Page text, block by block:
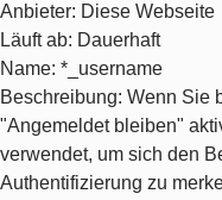
Anbieter: Diese Webseite
Läuft ab: Dauerhaft
Name: *_username
Beschreibung: Wenn Sie
"Angemeldet bleiben"
verwendet, um sich den
Authentifizierung zu